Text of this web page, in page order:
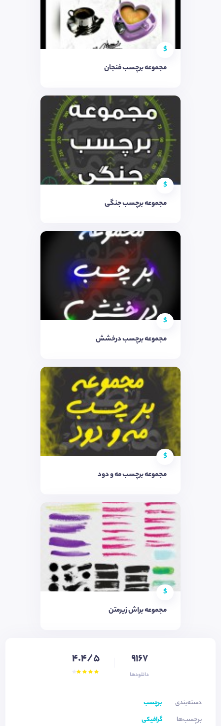
$
مجموعه برچسب فنجان
$
مجموعه برچسب جنگی
$
مجموعه برچسب درخشش
$
مجموعه برچسب مه و دود
$
مجموعه براش زیرمتن
9167
دانلودها
4.4/5
دسته‌بندی
برچسب
برچسب‌ها
گرافیکی